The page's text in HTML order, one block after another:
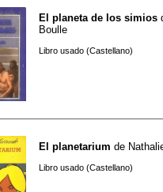
El planeta de los simios
Boulle
Libro usado (Castellano)
El planetarium de
Libro usado (Castellano)